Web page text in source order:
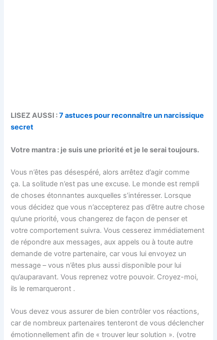
LISEZ AUSSI :7 astuces pour reconnaître un narcissique
secret
Votre mantra : je suis une priorité et je le serai toujours.
Vous n’êtes pas désespéré, alors arrêtez d’agir comme
ça. La solitude n’est pas une excuse. Le monde est rempli
de choses étonnantes auxquelles s’intéresser. Lorsque
vous décidez que vous n’accepterez pas d’être autre chose
qu’une priorité, vous changerez de façon de penser et
votre comportement suivra. Vous cesserez immédiatement
de répondre aux messages, aux appels ou à toute autre
demande de votre partenaire, car vous lui envoyez un
message – vous n’êtes plus aussi disponible pour lui
qu’auparavant. Vous reprenez votre pouvoir. Croyez-moi,
ils le remarqueront .
Vous devez vous assurer de bien contrôler vos réactions,
car de nombreux partenaires tenteront de vous déclencher
émotionnellement afin de « trouver leur solution ». (votre